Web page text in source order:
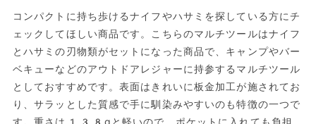
コンパクトに持ち歩けるナイフやハサミを探している方にチ
ェックしてほしい商品です。こちらのマルチツールはナイフ
とハサミの刃物類がセットになった商品で、キャンプやバー
ベキューなどのアウトドアレジャーに持参するマルチツール
としておすすめです。表面はきれいに板金加工が施されてお
り、サラッとした質感で手に馴染みやすいのも特徴の一つで